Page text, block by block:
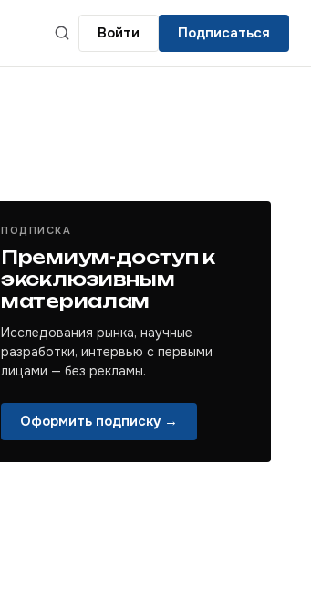
Войти Подписаться
ПОДПИСКА
Премиум-доступ к
эксклюзивным
материалам
Исследования рынка, научные
разработки, интервью с первыми
лицами — без рекламы.
Оформить подписку →